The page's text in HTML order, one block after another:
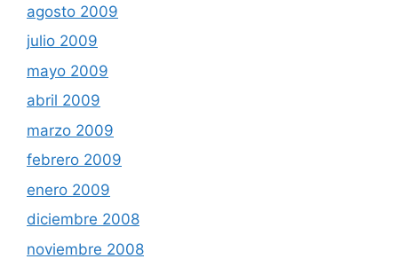
agosto 2009
julio 2009
mayo 2009
abril 2009
marzo 2009
febrero 2009
enero 2009
diciembre 2008
noviembre 2008